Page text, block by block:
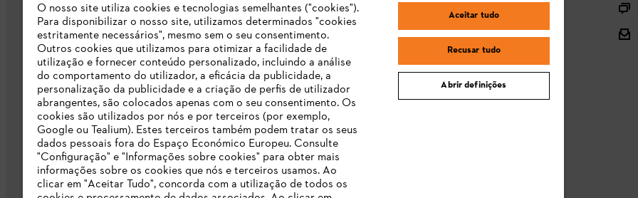
Imprensa
Carreira
Responsabilidade
Linha Integridade STIHL
Informação para fornecedores
Livro de Reclamações
Declaração de acessibilidade
Envio e entrega
Devolução
STIHL Orange Deals
O nosso site utiliza cookies e tecnologias semelhantes ("cookies").
Para disponibilizar o nosso site, utilizamos determinados "cookies
estritamente necessários", mesmo sem o seu consentimento.
Outros cookies que utilizamos para otimizar a facilidade de
utilização e fornecer conteúdo personalizado, incluindo a análise
do comportamento do utilizador, a eficácia da publicidade, a
personalização da publicidade e a criação de perfis de utilizador
abrangentes, são colocados apenas com o seu consentimento. Os
cookies são utilizados por nós e por terceiros (por exemplo,
Google ou Tealium). Estes terceiros também podem tratar os seus
dados pessoais fora do Espaço Económico Europeu. Consulte
"Configuração" e "Informações sobre cookies" para obter mais
informações sobre os cookies que nós e terceiros usamos. Ao
clicar em "Aceitar Tudo", concorda com a utilização de todos os
Aceitar tudo
Recusar tudo
Abrir definições